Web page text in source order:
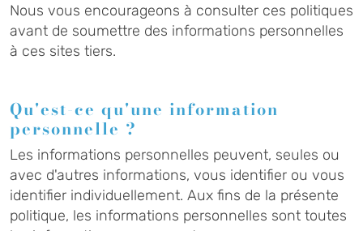
Nous vous encourageons à consulter ces politiques
avant de soumettre des informations personnelles
à ces sites tiers.
Qu'est-ce qu'une information
personnelle ?
Les informations personnelles peuvent, seules ou
avec d'autres informations, vous identifier ou vous
identifier individuellement. Aux fins de la présente
politique, les informations personnelles sont toutes